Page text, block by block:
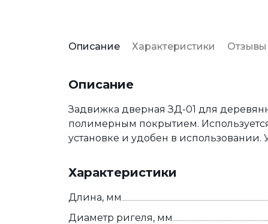
Описание Характеристики Отзывы
Описание
Задвижка дверная ЗД-01 для
полимерным покрытием.
установке и удобен в использовании.
Характеристики
Длина, мм
Диаметр ригеля, мм